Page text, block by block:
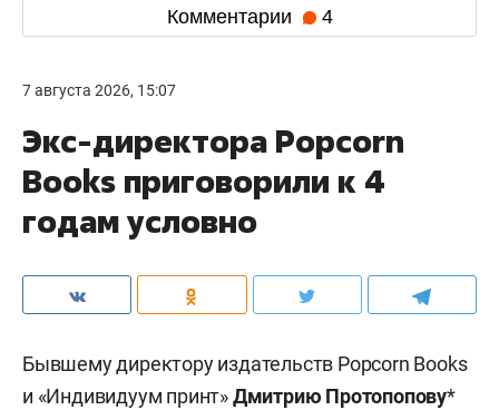
Комментарии 4
7 августа 2026, 15:07
Экс-директора Popcorn
Books приговорили к 4
годам условно
Бывшему директору издательств Popcorn Books
и «Индивидуум принт»Дмитрию Протопопову*